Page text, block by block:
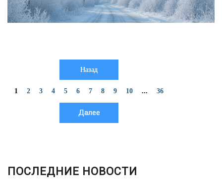
Назад
1 2 3 4 5 6 7 8 9 10 ... 36
Далее
ПОСЛЕДНИЕ НОВОСТИ